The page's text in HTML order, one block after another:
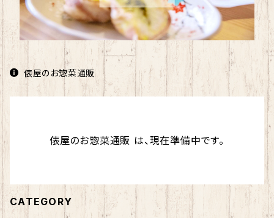
俵屋のお惣菜通販
俵屋のお惣菜通販 は、現在準備中です。
CATEGORY